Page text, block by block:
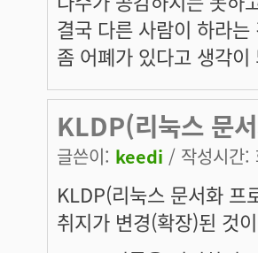
결국 다른 사람이 하라는
좀 어폐가 있다고 생각이
KLDP(리눅스 문
글쓴이: keedi / 작성시간
KLDP(리눅스 문서화 프
취지가 변경(확장)된 것